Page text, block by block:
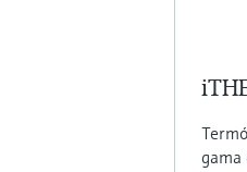
gama